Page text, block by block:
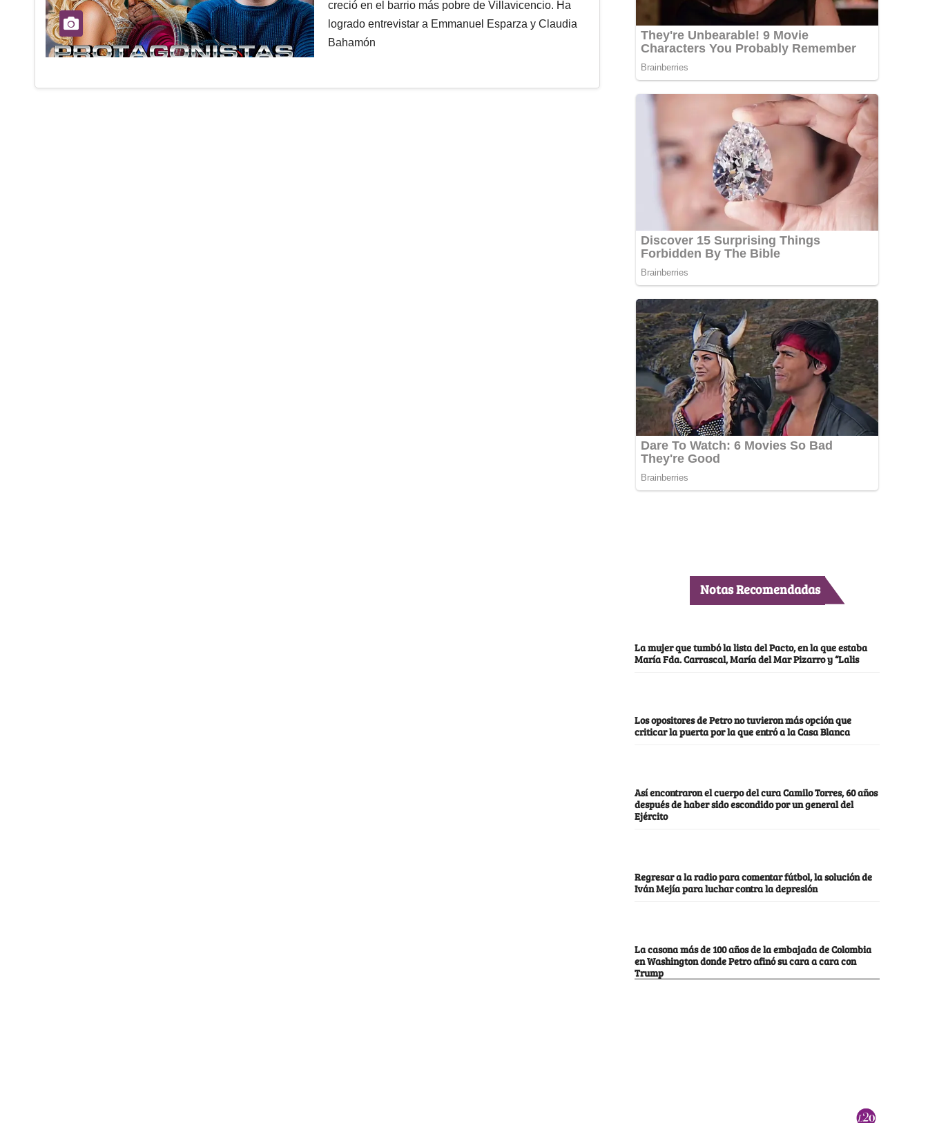
creció en el barrio más pobre de Villavicencio. Ha
logrado entrevistar a Emmanuel Esparza y Claudia
Bahamón
Notas Recomendadas
La mujer que tumbó la lista del Pacto, en la que estaba
María Fda. Carrascal, María del Mar Pizarro y “Lalis
Los opositores de Petro no tuvieron más opción que
criticar la puerta por la que entró a la Casa Blanca
Así encontraron el cuerpo del cura Camilo Torres, 60 años
después de haber sido escondido por un general del
Ejército
Regresar a la radio para comentar fútbol, la solución de
Iván Mejía para luchar contra la depresión
La casona más de 100 años de la embajada de Colombia
en Washington donde Petro afinó su cara a cara con
Trump